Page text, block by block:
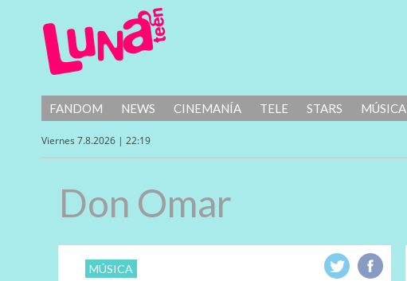
FANDOM NEWS CINEMANÍA TELE STARS MÚSICA
Viernes 7.8.2026 | 22:19
Don Omar
MÚSICA